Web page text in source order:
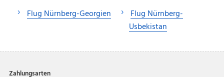
Flug Nürnberg-Georgien
Flug Nürnberg-
Usbekistan